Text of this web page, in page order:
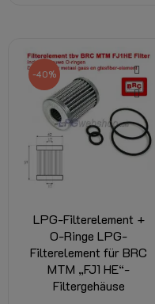
-40%
LPG-Filterelement +
O-Ringe LPG-
Filterelement für BRC
MTM „FJ1 HE“-
Filtergehäuse